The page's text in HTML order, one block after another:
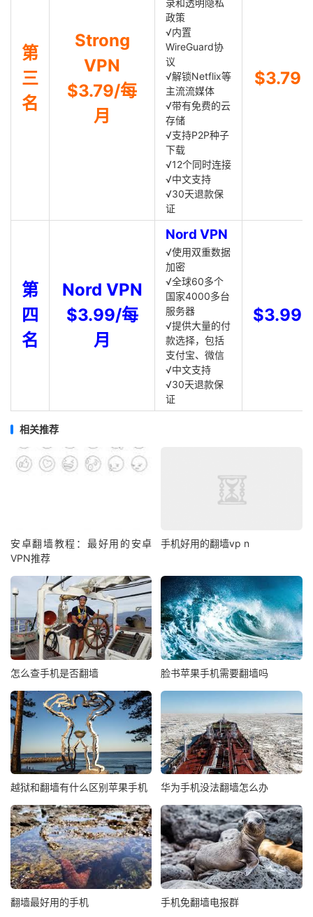
第
三
名
Strong
VPN
$3.79/每
月
录和透明隐私
政策
√内置
WireGuard协
议
√解锁Netflix等
主流流媒体
√带有免费的云
存储
√支持P2P种子
下载
√12个同时连接
√中文支持
√30天退款保
证
$3.79
第
四
名
Nord VPN
$3.99/每
月
Nord VPN
√使用双重数据
加密
√全球60多个
国家4000多台
服务器
√提供大量的付
款选择，包括
支付宝、微信
√中文支持
√30天退款保
证
$3.99
相关推荐
安卓翻墙教程：最好用的安卓
VPN推荐
手机好用的翻墙vp n
怎么查手机是否翻墙 脸书苹果手机需要翻墙吗
越狱和翻墙有什么区别苹果手机 华为手机没法翻墙怎么办
翻墙最好用的手机 手机免翻墙电报群